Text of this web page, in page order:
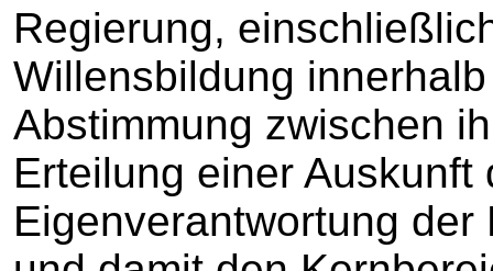
Regierung,
Willensbildung
Abstimmung zwischen
Erteilung einer
Eigenverantwortung